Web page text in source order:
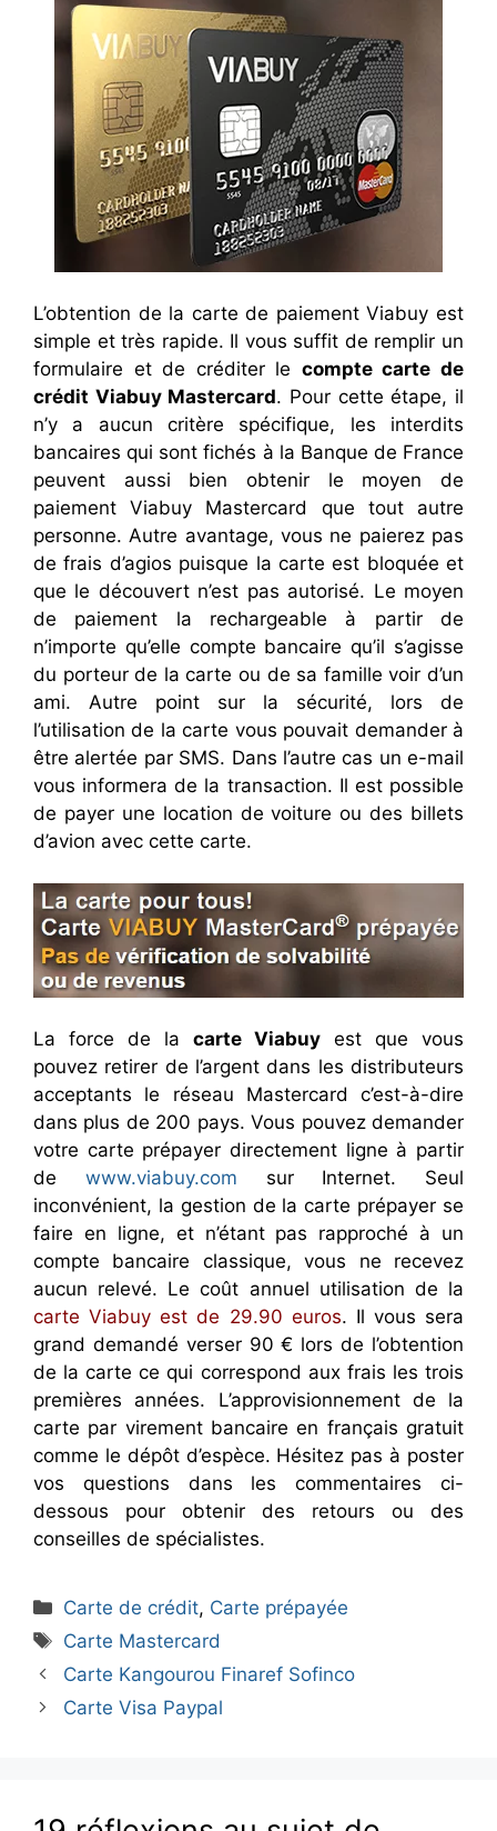
L’obtention de la carte de paiement Viabuy est
simple et très rapide. Il vous suffit de remplir un
formulaire et de créditer le compte carte de
crédit Viabuy Mastercard. Pour cette étape, il
n’y a aucun critère spécifique, les interdits
bancaires qui sont fichés à la Banque de France
peuvent aussi bien obtenir le moyen de
paiement Viabuy Mastercard que tout autre
personne. Autre avantage, vous ne paierez pas
de frais d’agios puisque la carte est bloquée et
que le découvert n’est pas autorisé. Le moyen
de paiement la rechargeable à partir de
n’importe qu’elle compte bancaire qu’il s’agisse
du porteur de la carte ou de sa famille voir d’un
ami. Autre point sur la sécurité, lors de
l’utilisation de la carte vous pouvait demander à
être alertée par SMS. Dans l’autre cas un e-mail
vous informera de la transaction. Il est possible
de payer une location de voiture ou des billets
d’avion avec cette carte.
La force de la carte Viabuy est que vous
pouvez retirer de l’argent dans les distributeurs
acceptants le réseau Mastercard c’est-à-dire
dans plus de 200 pays. Vous pouvez demander
votre carte prépayer directement ligne à partir
de www.viabuy.com sur Internet. Seul
inconvénient, la gestion de la carte prépayer se
faire en ligne, et n’étant pas rapproché à un
compte bancaire classique, vous ne recevez
aucun relevé. Le coût annuel utilisation de la
carte Viabuy est de 29.90 euros. Il vous sera
grand demandé verser 90 € lors de l’obtention
de la carte ce qui correspond aux frais les trois
premières années. L’approvisionnement de la
carte par virement bancaire en français gratuit
comme le dépôt d’espèce. Hésitez pas à poster
vos questions dans les commentaires ci-
dessous pour obtenir des retours ou des
conseilles de spécialistes.
Catégories
Carte de crédit, Carte prépayée
Étiquettes
Carte Mastercard
Carte Kangourou Finaref Sofinco
Carte Visa Paypal